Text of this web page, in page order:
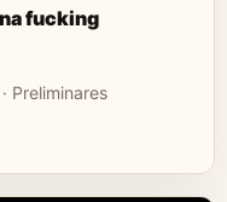
fucking
Preliminares